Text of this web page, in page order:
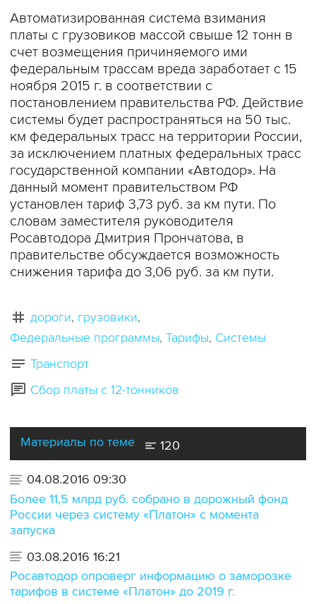
Автоматизированная система взимания
платы с грузовиков массой свыше 12 тонн в
счет возмещения причиняемого ими
федеральным трассам вреда заработает с 15
ноября 2015 г. в соответствии с
постановлением правительства РФ. Действие
системы будет распространяться на 50 тыс.
км федеральных трасс на территории России,
за исключением платных федеральных трасс
государственной компании «Автодор». На
данный момент правительством РФ
установлен тариф 3,73 руб. за км пути. По
словам заместителя руководителя
Росавтодора Дмитрия Прончатова, в
правительстве обсуждается возможность
снижения тарифа до 3,06 руб. за км пути.
дороги грузовики
Федеральные программы Тарифы Системы
Транспорт
Сбор платы с 12-тонников
Материалы по теме 120
04.08.2016 09:30
Более 11,5 млрд руб. собрано в дорожный фонд
России через систему «Платон» с момента
запуска
03.08.2016 16:21
Росавтодор опроверг информацию о заморозке
тарифов в системе «Платон» до 2019 г.